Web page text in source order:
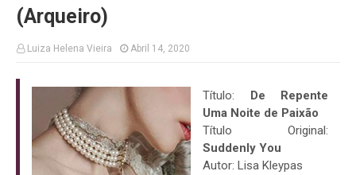
(Arqueiro)
Luiza Helena Vieira Abril 14, 2020
Título:
De Repente
Uma Noite de Paixão
Título Original:
Suddenly You
Autor: Lisa Kleypas